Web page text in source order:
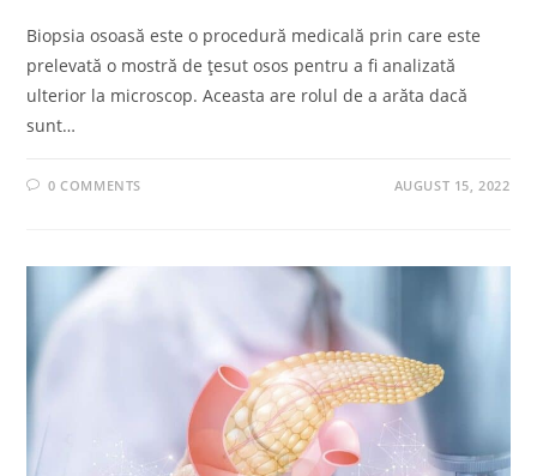
Biopsia osoasă este o procedură medicală prin care este
prelevată o mostră de țesut osos pentru a fi analizată
ulterior la microscop. Aceasta are rolul de a arăta dacă
sunt…
0 COMMENTS AUGUST 15, 2022